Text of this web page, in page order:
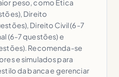
peso, como Ética
Direito
Direito Civil (6-7
(6-7 questões) e
Recomenda-se
e simulados para
da banca e gerenciar